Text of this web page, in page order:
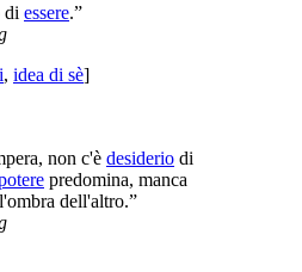
di essere.”
, idea di sè]
non c'è desiderio di
predomina, manca
dell'altro.”